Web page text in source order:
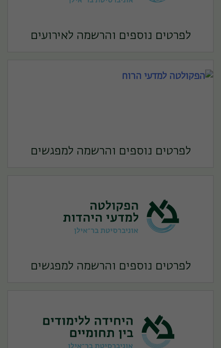
לפרטים נוספים והרשמה לאירועים
לפרטים נוספים והרשמה למפגשים
לפרטים נוספים והרשמה למפגשים